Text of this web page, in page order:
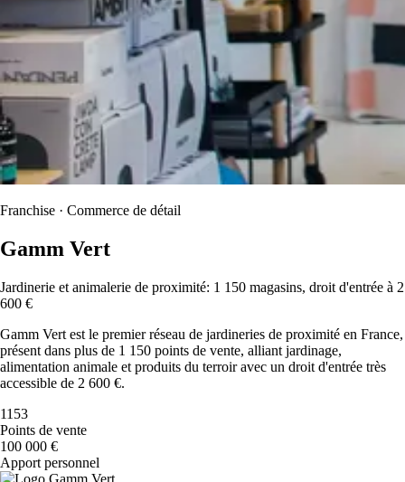
Franchise · Commerce de détail
Gamm Vert
Jardinerie et animalerie de proximité: 1 150 magasins, droit d'entrée à 2
600 €
Gamm Vert est le premier réseau de jardineries de proximité en France,
présent dans plus de 1 150 points de vente, alliant jardinage,
alimentation animale et produits du terroir avec un droit d'entrée très
accessible de 2 600 €.
1153
Points de vente
100 000 €
Apport personnel